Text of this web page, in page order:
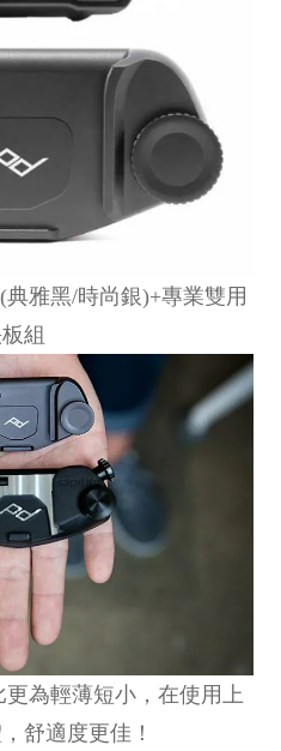
雅黑/時尚銀)+專業雙用
組
為輕薄短小，在使用上
舒適度更佳！